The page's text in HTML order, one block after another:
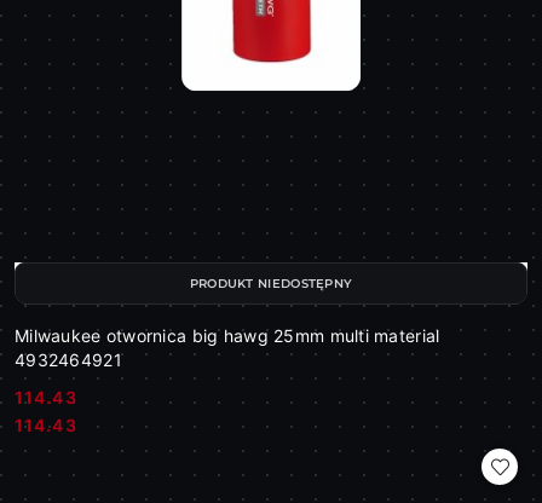
Milwaukee otwornica big hawg 25mm multi material
4932464921
Cena:
114.43
Cena:
114.43
PRODUKT NIEDOSTĘPNY